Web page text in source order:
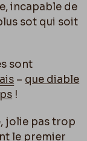
incapable de
sot qui soit
sont
– que diable
!
jolie pas trop
le premier